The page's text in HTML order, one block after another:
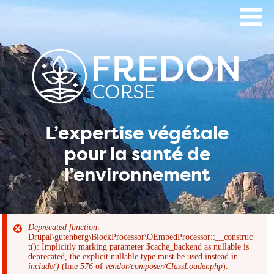
Aller
L’expertise végétale
pour la santé de
l’environnement
Message
Deprecated function:
Drupal\gutenberg\BlockProcessor\OEmbedProcessor::__construc
t(): Implicitly marking parameter $cache_backend as nullable is
deprecated, the explicit nullable type must be used instead in
include() (line576 ofvendor/composer/ClassLoader.php).